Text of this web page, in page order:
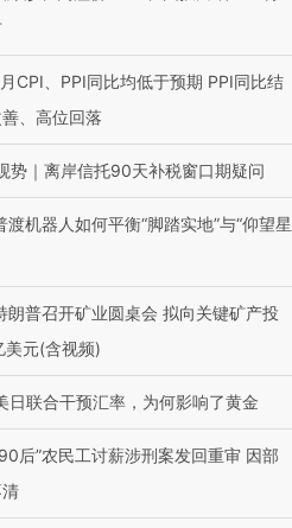
CPI、PPI同比均低于预期 PPI同比结
、高位回落
势｜离岸信托90天补税窗口期疑问
渡机器人如何平衡“脚踏实地”与“仰望星
朗普召开矿业圆桌会 拟向关键矿产投
美元(含视频)
日联合干预汇率，为何影响了黄金
后”农民工讨薪涉刑案发回重审 因部